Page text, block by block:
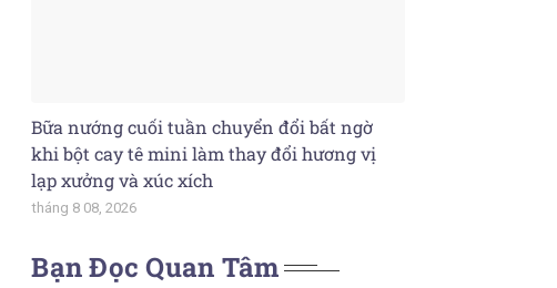
Bữa nướng cuối tuần chuyển đổi bất ngờ
khi bột cay tê mini làm thay đổi hương vị
lạp xưởng và xúc xích
tháng 8 08, 2026
Bạn Đọc Quan Tâm